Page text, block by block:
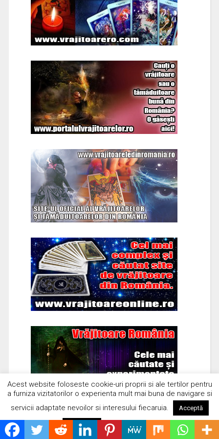
Acest website foloseste cookie-uri proprii si ale tertilor pentru
a furniza vizitatorilor o experienta mult mai buna de navigare si
servicii adaptate nevoilor si interesului fiecaruia.
Acceptă
Respinge Citește mai mult